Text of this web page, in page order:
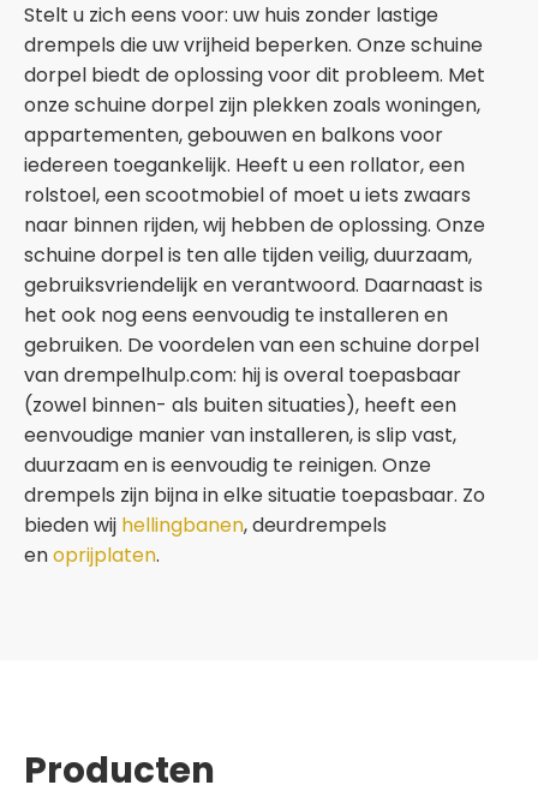
Stelt u zich eens voor: uw huis zonder lastige
drempels die uw vrijheid beperken. Onze schuine
dorpel biedt de oplossing voor dit probleem. Met
onze schuine dorpel zijn plekken zoals woningen,
appartementen, gebouwen en balkons voor
iedereen toegankelijk. Heeft u een rollator, een
rolstoel, een scootmobiel of moet u iets zwaars
naar binnen rijden, wij hebben de oplossing. Onze
schuine dorpel is ten alle tijden veilig, duurzaam,
gebruiksvriendelijk en verantwoord. Daarnaast is
het ook nog eens eenvoudig te installeren en
gebruiken. De voordelen van een schuine dorpel
van drempelhulp.com: hij is overal toepasbaar
(zowel binnen- als buiten situaties), heeft een
eenvoudige manier van installeren, is slip vast,
duurzaam en is eenvoudig te reinigen. Onze
drempels zijn bijna in elke situatie toepasbaar. Zo
bieden wij hellingbanen, deurdrempels
enoprijplaten.
Producten